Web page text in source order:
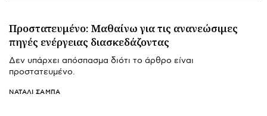
Πρoστατευμένο: Μαθαίνω για τις ανανεώσιμες
πηγές ενέργειας διασκεδάζοντας
Δεν υπάρχει απόσπασμα διότι το άρθρο είναι
προστατευμένο.
ΝΑΤΑΛΊ ΣΑΜΠΆ